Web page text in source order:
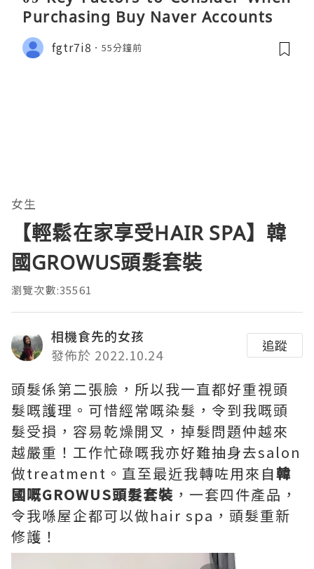
Purchasing Buy Naver Accounts...
fgtr7i8 55分鐘前
女生
【輕鬆在家享受HAIR SPA】韓
國GROWUS頭髮套裝
瀏覽次數:35561
相機食先的女孩
發佈於 2022.10.24
追蹤
頭髮係第二張臉，所以我一直都好重視頭
髮嘅護理。可惜經常嘅染髮，令到我嘅頭
髮受損，容易乾燥開叉，掉髮問題仲越來
越嚴重！工作忙碌嘅我亦好難抽身去salon
做treatment。直至最近我轉咗用來自韓
國嘅GROWUS頭髮套裝 ，一套四件產品，
令我喺屋企都可以做hair spa，頭髮重新
修護！